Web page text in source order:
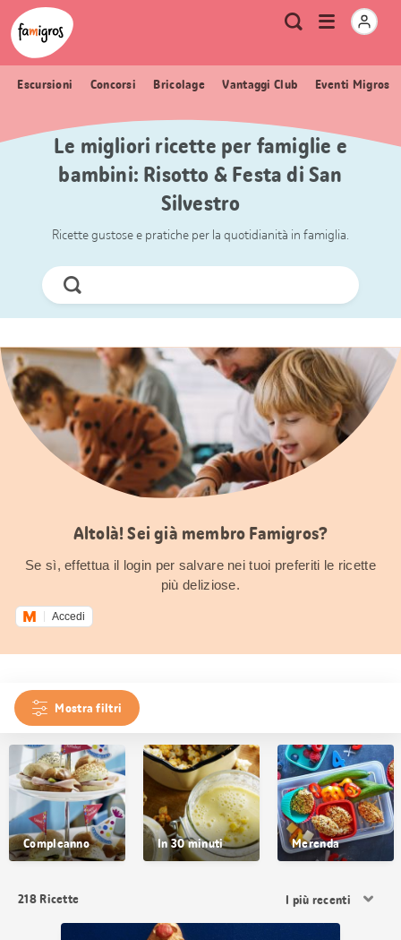
Navigazione
segnalibri
Header
Logo Metanavigazione
Ricerca
Apri
menu
Escursioni Concorsi Bricolage Vantaggi Club Eventi Migros
Le migliori ricette per famiglie e
bambini: Risotto & Festa di San
Silvestro
Ricette gustose e pratiche per la quotidianità in famiglia.
Cerca
ora
Altolà! Sei già membro Famigros?
Se sì, effettua il login per salvare nei tuoi preferiti le ricette
più deliziose.
Accedi
Mostra filtri
Compleanno In 30 minuti Merenda
218 Ricette
i
risultati